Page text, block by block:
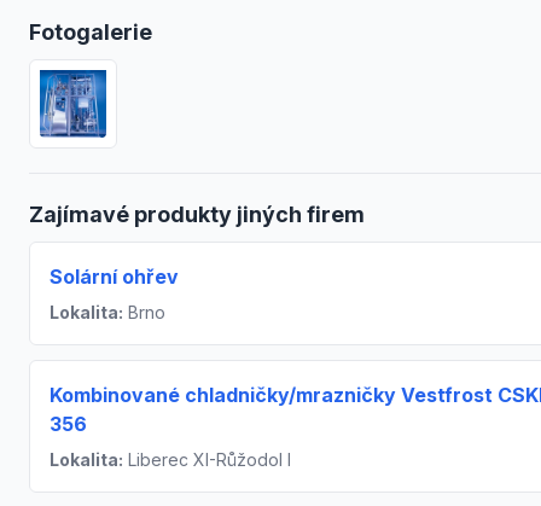
Fotogalerie
Zajímavé produkty jiných firem
Solární ohřev
Lokalita: Brno
Kombinované chladničky/mrazničky Vestfrost
356
Lokalita: Liberec XI-Růžodol I